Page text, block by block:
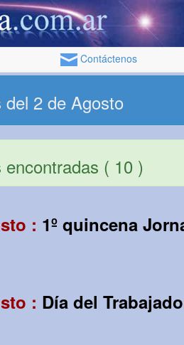
Contáctenos
del 2 de Agosto
encontradas ( 10 )
: 1º quincena
: Día del